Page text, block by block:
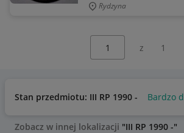
Rydzyna
z 1
Stan przedmiotu: III RP 1990 - Bardzo
Zobacz w innej lokalizacji "III RP 1990 -"